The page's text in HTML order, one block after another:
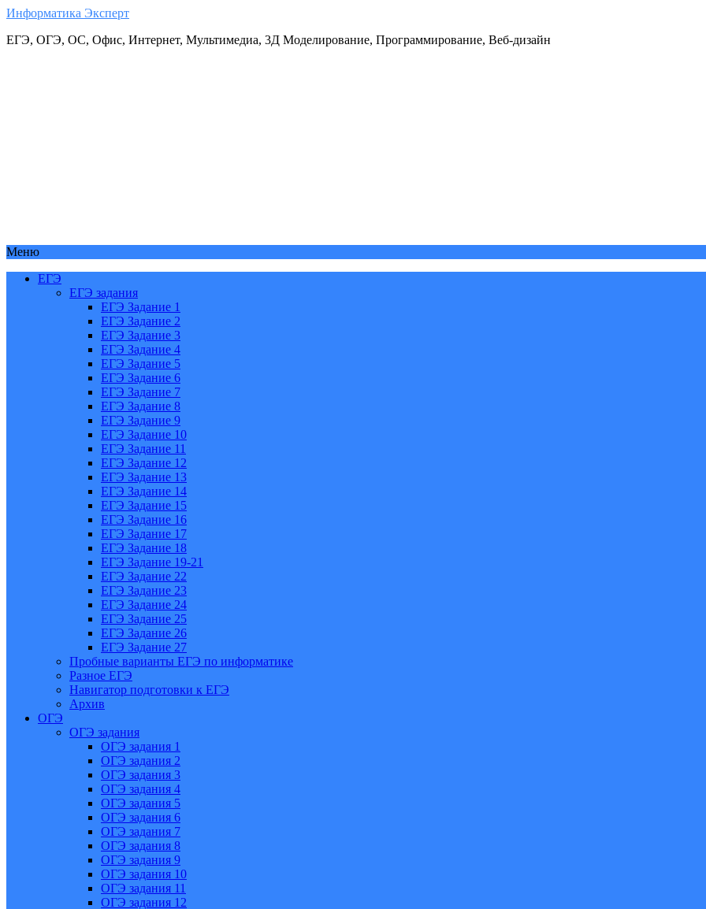
Информатика Эксперт
ЕГЭ, ОГЭ, ОС, Офис, Интернет, Мультимедиа, 3Д Моделирование, Программирование, Веб-дизайн
Меню
ЕГЭ
ЕГЭ задания
ЕГЭ Задание 1
ЕГЭ Задание 2
ЕГЭ Задание 3
ЕГЭ Задание 4
ЕГЭ Задание 5
ЕГЭ Задание 6
ЕГЭ Задание 7
ЕГЭ Задание 8
ЕГЭ Задание 9
ЕГЭ Задание 10
ЕГЭ Задание 11
ЕГЭ Задание 12
ЕГЭ Задание 13
ЕГЭ Задание 14
ЕГЭ Задание 15
ЕГЭ Задание 16
ЕГЭ Задание 17
ЕГЭ Задание 18
ЕГЭ Задание 19-21
ЕГЭ Задание 22
ЕГЭ Задание 23
ЕГЭ Задание 24
ЕГЭ Задание 25
ЕГЭ Задание 26
ЕГЭ Задание 27
Пробные варианты ЕГЭ по информатике
Разное ЕГЭ
Навигатор подготовки к ЕГЭ
Архив
ОГЭ
ОГЭ задания
ОГЭ задания 1
ОГЭ задания 2
ОГЭ задания 3
ОГЭ задания 4
ОГЭ задания 5
ОГЭ задания 6
ОГЭ задания 7
ОГЭ задания 8
ОГЭ задания 9
ОГЭ задания 10
ОГЭ задания 11
ОГЭ задания 12